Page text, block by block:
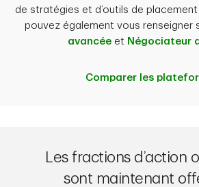
de stratégies et d’outils de
pouvez également vous renseigner
avancée et Négociateur
Comparer les
Les fractions d’action
sont maintenant